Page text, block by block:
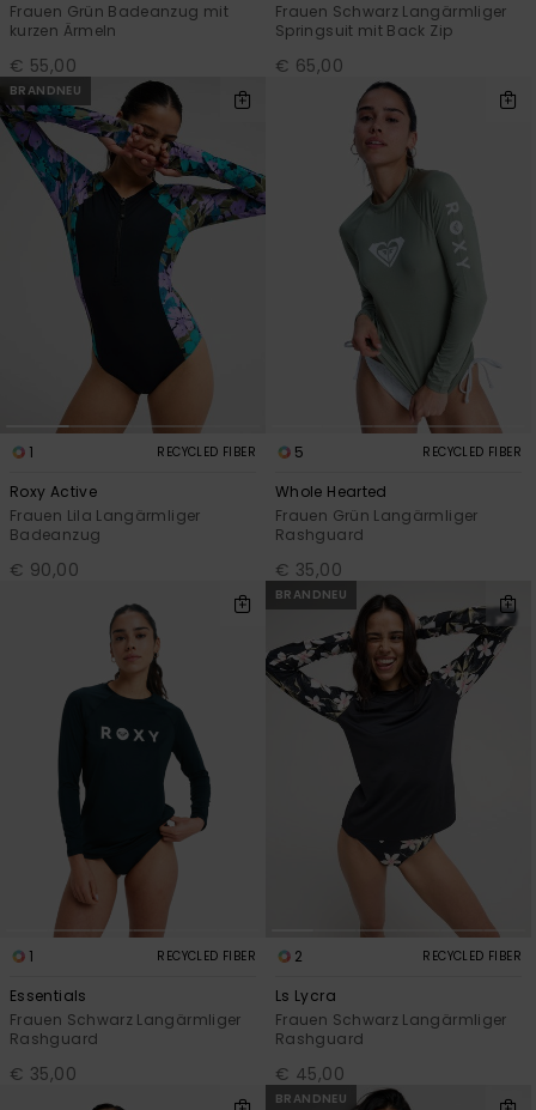
Frauen Grün Badeanzug mit
kurzen Ärmeln
€ 55,00
Frauen Schwarz Langärmliger
Springsuit mit Back Zip
€ 65,00
BRANDNEU
1 RECYCLED FIBER
Roxy Active
Frauen Lila Langärmliger
Badeanzug
€ 90,00
5 RECYCLED FIBER
Whole Hearted
Frauen Grün Langärmliger
Rashguard
€ 35,00
1 RECYCLED FIBER
Essentials
Frauen Schwarz Langärmliger
Rashguard
€ 35,00
BRANDNEU
2 RECYCLED FIBER
Ls Lycra
Frauen Schwarz Langärmliger
Rashguard
€ 45,00
BRANDNEU